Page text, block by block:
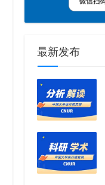
最新发布